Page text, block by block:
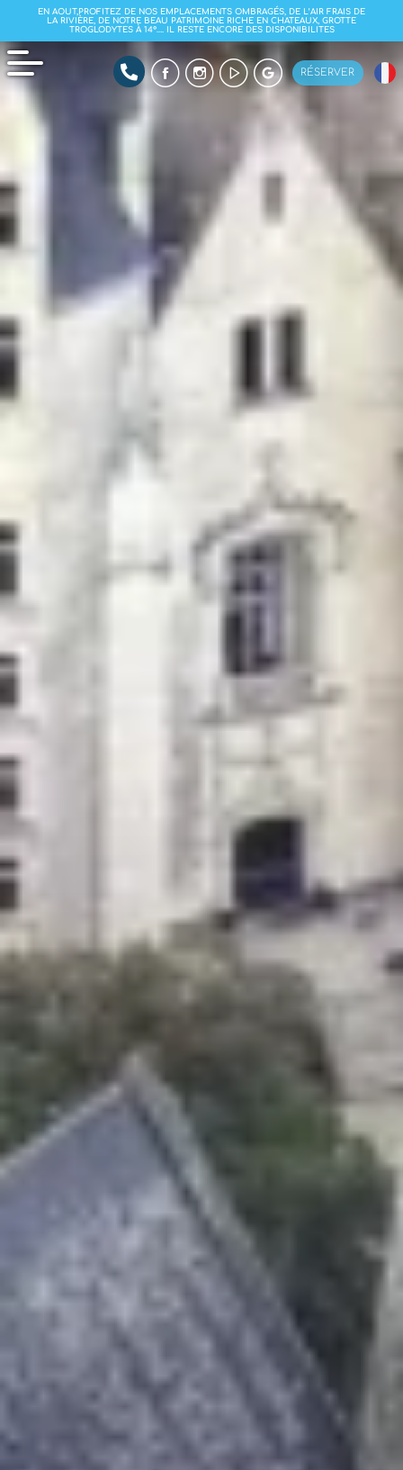
EN AOUT,PROFITEZ DE NOS EMPLACEMENTS OMBRAGÉS, DE L’AIR FRAIS DE
LA RIVIÈRE, DE NOTRE BEAU PATRIMOINE RICHE EN CHATEAUX, GROTTE
TROGLODYTES À 14°…. IL RESTE ENCORE DES DISPONIBILITES
RÉSERVER